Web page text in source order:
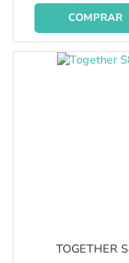
COMPRAR
TOGETHER